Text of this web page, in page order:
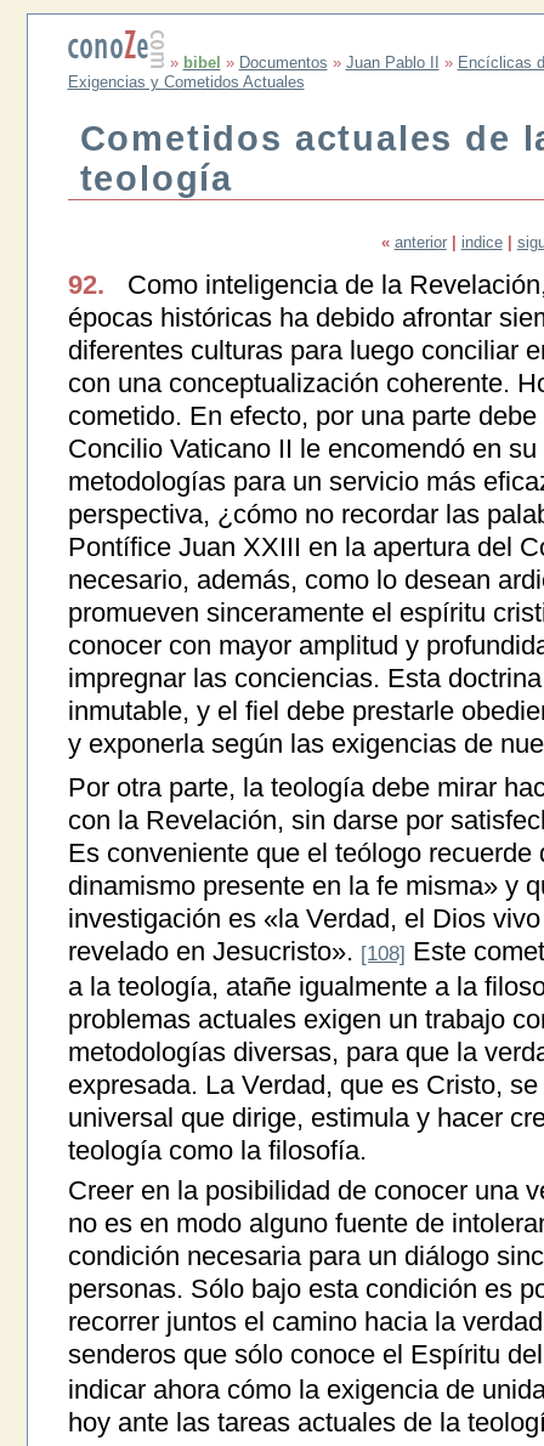
» bibel » Documentos » Juan Pablo II » Encíclicas
Exigencias y Cometidos Actuales
Cometidos actuales de
teología
« anterior indice
92.
Como inteligencia de la
épocas históricas ha debido afrontar
diferentes culturas para luego conciliar
con una conceptualización coherente.
cometido. En efecto, por una parte
Concilio Vaticano II le encomendó en
metodologías para un servicio más
perspectiva, ¿cómo no recordar las
Pontífice Juan XXIII en la apertura del
necesario, además, como lo desean
promueven sinceramente el espíritu
conocer con mayor amplitud y
impregnar las conciencias. Esta
inmutable, y el fiel debe prestarle
y exponerla según las exigencias de
Por otra parte, la teología debe mirar
con la Revelación, sin darse por
Es conveniente que el teólogo
dinamismo presente en la fe misma» y
investigación es «la Verdad, el Dios
revelado en Jesucristo». [108] Este
a la teología, atañe igualmente a la
problemas actuales exigen un trabajo
metodologías diversas, para que la
expresada. La Verdad, que es Cristo,
universal que dirige, estimula y hacer
teología como la filosofía.
Creer en la posibilidad de conocer una
no es en modo alguno fuente de
condición necesaria para un diálogo
personas. Sólo bajo esta condición es
recorrer juntos el camino hacia la
senderos que sólo conoce el Espíritu
indicar ahora cómo la exigencia de
hoy ante las tareas actuales de la